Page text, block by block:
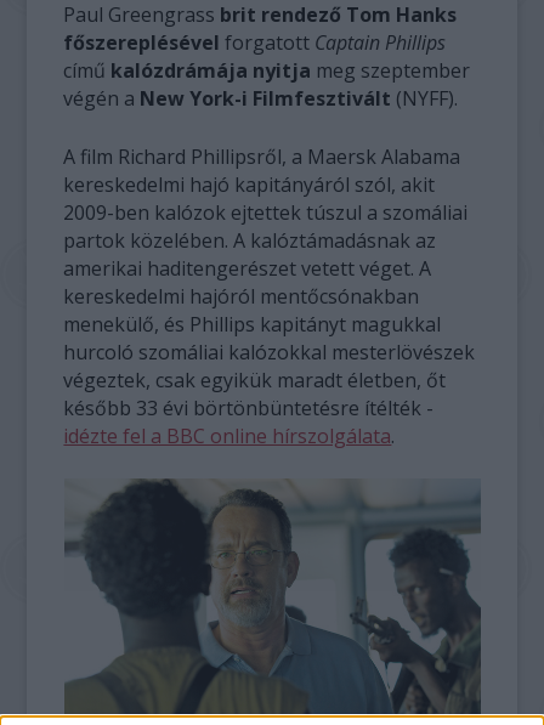
Paul Greengrass brit rendező Tom Hanks
főszereplésévelforgatott Captain Phillips
című kalózdrámája nyitja meg szeptember
végén a New York-i Filmfesztivált (NYFF).
A film Richard Phillipsről, a Maersk Alabama
kereskedelmi hajó kapitányáról szól, akit
2009-ben kalózok ejtettek túszul a szomáliai
partok közelében. A kalóztámadásnak az
amerikai haditengerészet vetett véget. A
kereskedelmi hajóról mentőcsónakban
menekülő, és Phillips kapitányt magukkal
hurcoló szomáliai kalózokkal mesterlövészek
végeztek, csak egyikük maradt életben, őt
később 33 évi börtönbüntetésre ítélték -
idézte fel a BBC online hírszolgálata.